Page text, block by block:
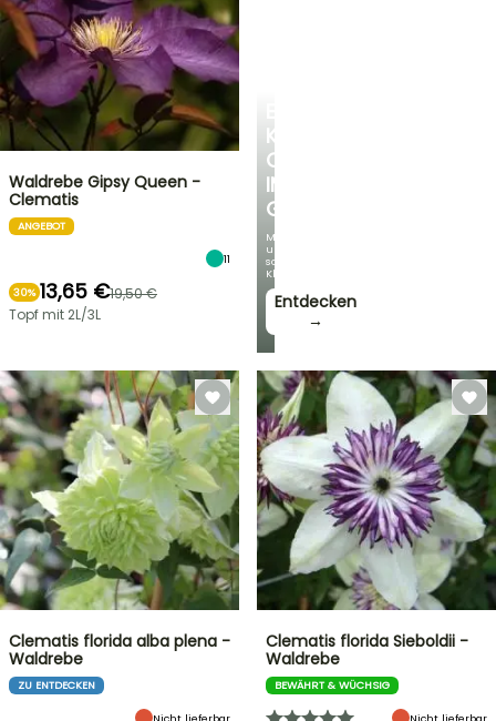
KÜHLE
OASE
IM
GARTEN
Mit
unseren
schönsten
Kletterpflanzen!
Entdecken
→
Waldrebe Gipsy Queen -
Clematis
ANGEBOT
11
30% 13,65 €19,50 €
Topf mit 2L/3L
Clematis florida alba plena -
Waldrebe
ZU ENTDECKEN
Nicht lieferbar
Clematis florida Sieboldii -
Waldrebe
BEWÄHRT & WÜCHSIG
Nicht lieferbar